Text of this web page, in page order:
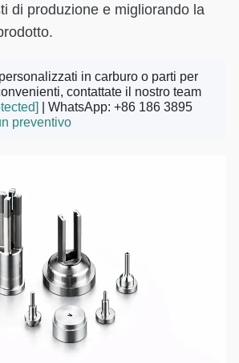
di produzione e migliorando la
in carburo o parti per
contattate il nostro team
| WhatsApp: +86 186 3895
preventivo